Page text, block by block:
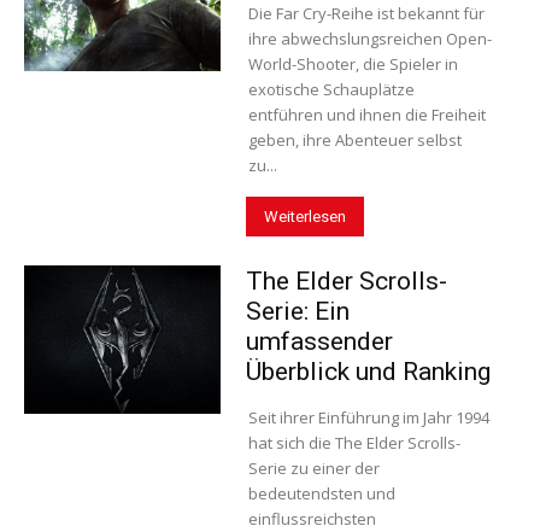
Die Far Cry-Reihe ist bekannt für
ihre abwechslungsreichen Open-
World-Shooter, die Spieler in
exotische Schauplätze
entführen und ihnen die Freiheit
geben, ihre Abenteuer selbst
zu...
Weiterlesen
The Elder Scrolls-
Serie: Ein
umfassender
Überblick und Ranking
Seit ihrer Einführung im Jahr 1994
hat sich die The Elder Scrolls-
Serie zu einer der
bedeutendsten und
einflussreichsten